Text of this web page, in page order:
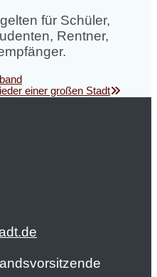
für Schüler,
Rentner,
einer großen Stadt